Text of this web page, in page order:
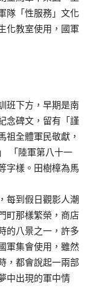
隊「性服務」文化
化教室使用，國軍
班下方，早期是南
念碑文，留有「謹
祖全體軍民敬獻，
「陸軍第八十一
字樣。田樹樟為馬
每到假日觀影人潮
町那樣繁榮，商店
的八景之一，許多
軍集會使用，雖然
，都會說起一兩部
中出現的軍中情